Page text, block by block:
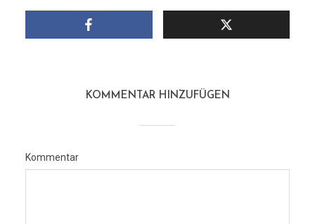
KOMMENTAR HINZUFÜGEN
Kommentar